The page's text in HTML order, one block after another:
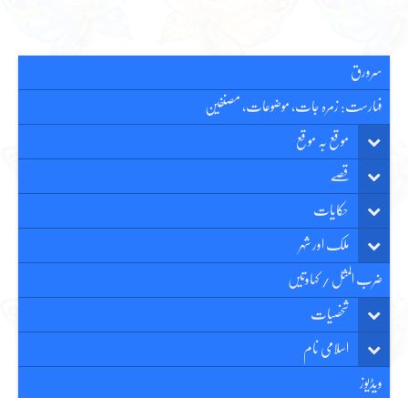
سرورق
فہارست: زمرہ جات، موضوعات، مصنفین
موقع بہ موقع
قصّے
حکایات
ملک اور شہر
ضرب المثل / کہاوتیں
شخصیات
اسلامی نام
ویڈیوز